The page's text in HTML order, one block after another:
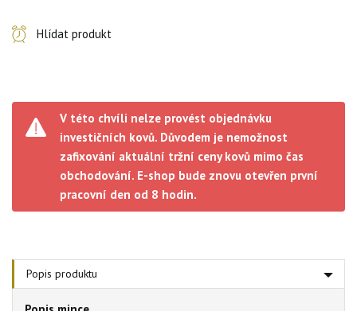
Hlídat produkt
V této chvíli nelze provést objednávku
investičních kovů. Důvodem je nemožnost
zafixování aktuální tržní ceny kovů mimo čas
obchodování. E-shop bude znovu otevřen první
pracovní den od 8 hodin.
Popis produktu